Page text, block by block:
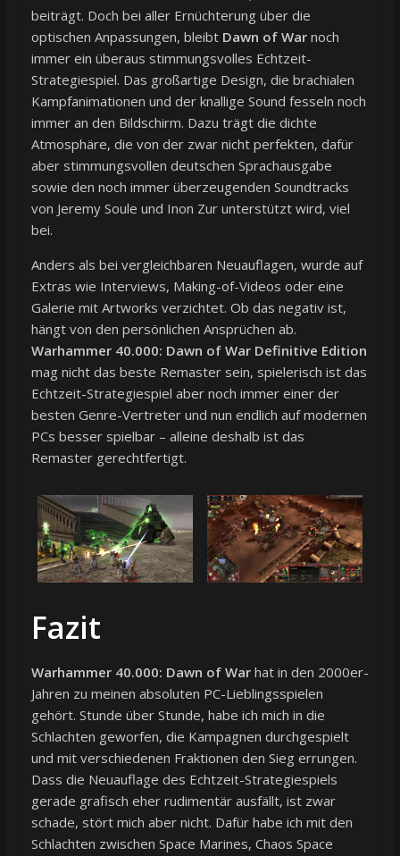
beiträgt. Doch bei aller Ernüchterung über die
optischen Anpassungen, bleibt Dawn of Warnoch
immer ein überaus stimmungsvolles Echtzeit-
Strategiespiel. Das großartige Design, die brachialen
Kampfanimationen und der knallige Sound fesseln noch
immer an den Bildschirm. Dazu trägt die dichte
Atmosphäre, die von der zwar nicht perfekten, dafür
aber stimmungsvollen deutschen Sprachausgabe
sowie den noch immer überzeugenden Soundtracks
von Jeremy Soule und Inon Zur unterstützt wird, viel
bei.
Anders als bei vergleichbaren Neuauflagen, wurde auf
Extras wie Interviews, Making-of-Videos oder eine
Galerie mit Artworks verzichtet. Ob das negativ ist,
hängt von den persönlichen Ansprüchen ab.
Warhammer 40.000: Dawn of War Definitive Edition
mag nicht das beste Remaster sein, spielerisch ist das
Echtzeit-Strategiespiel aber noch immer einer der
besten Genre-Vertreter und nun endlich auf modernen
PCs besser spielbar – alleine deshalb ist das
Remaster gerechtfertigt.
Fazit
Warhammer 40.000: Dawn of Warhat in den 2000er-
Jahren zu meinen absoluten PC-Lieblingsspielen
gehört. Stunde über Stunde, habe ich mich in die
Schlachten geworfen, die Kampagnen durchgespielt
und mit verschiedenen Fraktionen den Sieg errungen.
Dass die Neuauflage des Echtzeit-Strategiespiels
gerade grafisch eher rudimentär ausfällt, ist zwar
schade, stört mich aber nicht. Dafür habe ich mit den
Schlachten zwischen Space Marines, Chaos Space